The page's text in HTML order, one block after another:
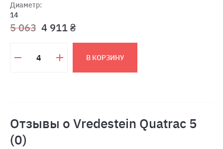
Диаметр:
14
5 063 4 911 ₴
В КОРЗИНУ
Отзывы о Vredestein Quatrac 5
(0)